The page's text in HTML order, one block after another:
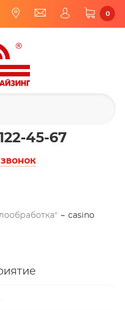
0
45-67
casino